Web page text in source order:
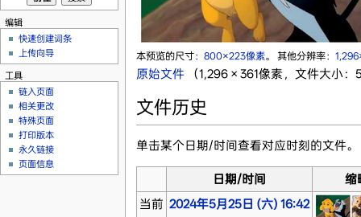
本预览的尺寸： 800×223像素。 其他分辨率：
原始文件‎ （1,296 × 361像素，文件大小
文件历史
单击某个日期/时间查看对应时刻的文件。
日期/时间
缩
当前 2024年5月25日 (六) 16:42
编辑
快速创建词条
上传向导
工具
链入页面
相关更改
特殊页面
打印版本
永久链接
页面信息